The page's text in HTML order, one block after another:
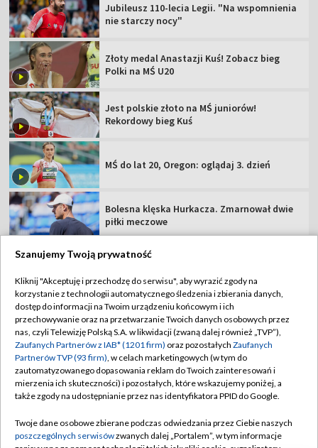
Jubileusz 110-lecia Legii. "Na wspomnienia
nie starczy nocy"
Złoty medal Anastazji Kuś! Zobacz bieg
Polki na MŚ U20
Jest polskie złoto na MŚ juniorów!
Rekordowy bieg Kuś
MŚ do lat 20, Oregon: oglądaj 3. dzień
Bolesna klęska Hurkacza. Zmarnował dwie
piłki meczowe
TVP
Abonament TVP
Sklep TVP
Biuro Reklamy
Oferta Handlowa
Emisja w TVP
Regulamin TVP
Polityka prywatności
Moje zgody
Biuro reklamy
Szanujemy Twoją prywatność
Kliknij "Akceptuję i przechodzę do serwisu", aby wyrazić zgody na
korzystanie z technologii automatycznego śledzenia i zbierania danych,
dostęp do informacji na Twoim urządzeniu końcowym i ich
przechowywanie oraz na przetwarzanie Twoich danych osobowych przez
nas, czyli Telewizję Polską S.A. w likwidacji (zwaną dalej również „TVP”),
Zaufanych Partnerów z IAB* (1201 firm) oraz pozostałych Zaufanych
Partnerów TVP (93 firm), w celach marketingowych (w tym do
zautomatyzowanego dopasowania reklam do Twoich zainteresowań i
mierzenia ich skuteczności) i pozostałych, które wskazujemy poniżej, a
także zgody na udostępnianie przez nas identyfikatora PPID do Google.
Twoje dane osobowe zbierane podczas odwiedzania przez Ciebie naszych
poszczególnych serwisówzwanych dalej „Portalem”, w tym informacje